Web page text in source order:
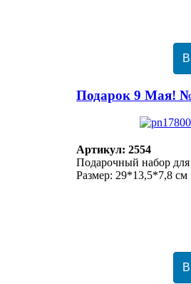
Подарок 9 Мая!
Артикул: 2554
Подарочный набор для
Размер: 29*13,5*7,8 см